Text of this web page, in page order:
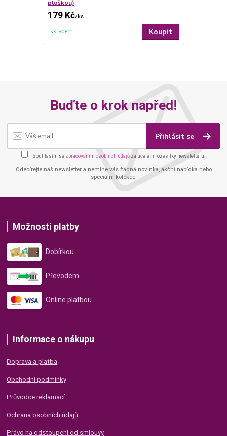
ploškou)
179 Kč/ks
skladem Koupit
Buďte o krok napřed!
Přihlásit se
Souhlasím se zpracováním osobních údajů za účelem rozesílky newsletteru.
Odebírejte náš newsletter a nemine vás žádná novinka, akční nabídka nebo
speciální kolekce.
Možnosti platby
Dobírkou
Převodem
Online platbou
Informace o nákupu
Doprava a platba
Obchodní podmínky
Průvodce reklamací
Ochrana osobních údajů
Právo na odstoupení od smlouvy